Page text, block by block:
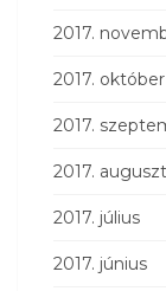
2017.
2017. október
2017.
2017.
2017. július
2017. június